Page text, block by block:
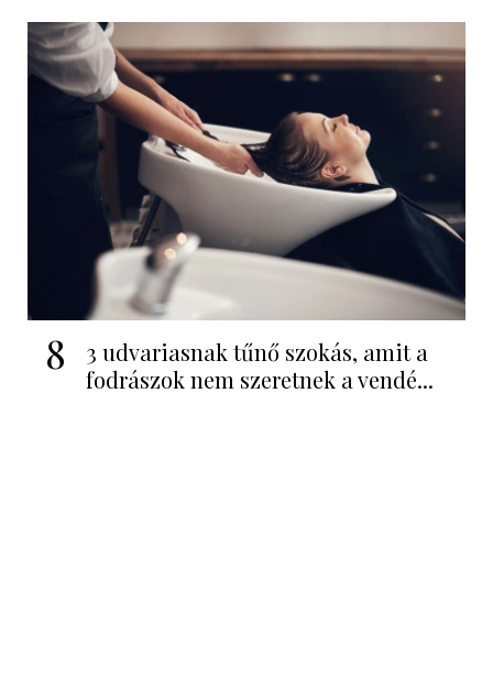
8
3 udvariasnak tűnő szokás, amit a
fodrászok nem szeretnek a vendé...